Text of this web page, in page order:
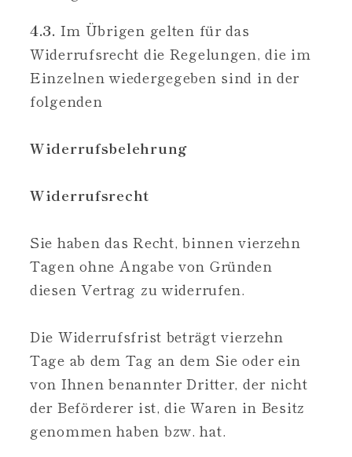
4.3. Im Übrigen gelten für das
Widerrufsrecht die Regelungen, die im
Einzelnen wiedergegeben sind in der
folgenden
Widerrufsbelehrung
Widerrufsrecht
Sie haben das Recht, binnen vierzehn
Tagen ohne Angabe von Gründen
diesen Vertrag zu widerrufen.
Die Widerrufsfrist beträgt vierzehn
Tage ab dem Tag an dem Sie oder ein
von Ihnen benannter Dritter, der nicht
der Beförderer ist, die Waren in Besitz
genommen haben bzw. hat.